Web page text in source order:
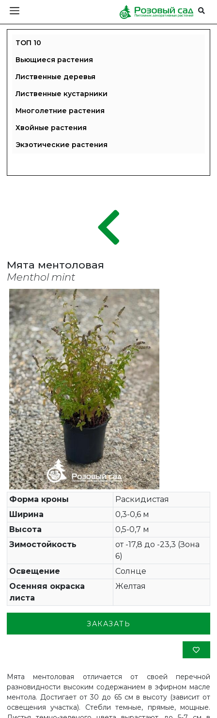
ТОП 10
Вьющиеся растения
Лиственные деревья
Лиственные кустарники
Многолетние растения
Хвойные растения
Экзотические растения
Мята ментоловая
Menthol mint
Форма кроны
Раскидистая
Ширина
0,3-0,6 м
Высота
0,5-0,7 м
Зимостойкость
от -17,8 до -23,3 (Зона
6)
Освещение
Солнце
Осенняя окраска
листа
Желтая
ЗАКАЗАТЬ
Мята ментоловая отличается от своей перечной
разновидности высоким содержанием в эфирном масле
ментола. Достигает от 30 до 65 см в высоту (зависит от
освещения участка). Стебли темные, прямые, мощные.